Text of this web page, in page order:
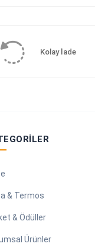
Kolay İade
& Termos
& Ödüller
Ürünler